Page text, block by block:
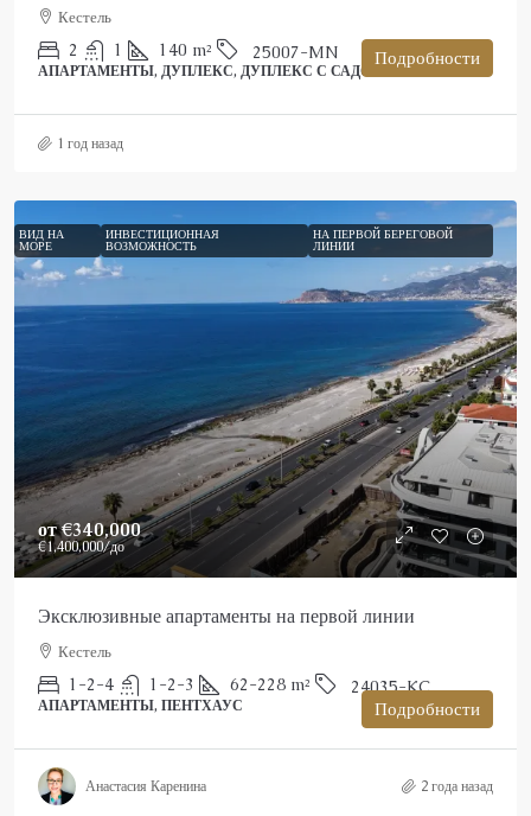
Кестель
2 1 140 m² 25007-MN
АПАРТАМЕНТЫ, ДУПЛЕКС, ДУПЛЕКС С САДОМ
Подробности
1 год назад
ВИД НА
МОРЕ
ИНВЕСТИЦИОННАЯ
ВОЗМОЖНОСТЬ
НА ПЕРВОЙ БЕРЕГОВОЙ
ЛИНИИ
от€340,000
€1,400,000/до
Эксклюзивные апартаменты на первой линии
Кестель
1-2-4 1-2-3 62-228 m² 24035-KC
АПАРТАМЕНТЫ, ПЕНТХАУС Подробности
Анастасия Каренина 2 года назад